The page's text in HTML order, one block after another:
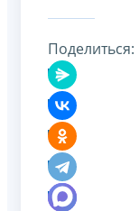
Поделиться: